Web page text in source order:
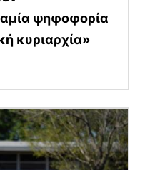
ψηφοφορία
κυριαρχία»